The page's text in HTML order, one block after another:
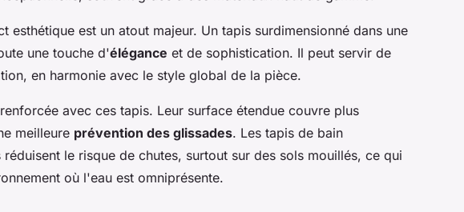
esthétique est un atout majeur. Un tapis surdimensionné dans une
une touche d'élégance et de sophistication. Il peut servir de
en harmonie avec le style global de la pièce.
avec ces tapis. Leur surface étendue couvre plus
meilleure prévention des glissades. Les tapis de bain
le risque de chutes, surtout sur des sols mouillés, ce qui
où l'eau est omniprésente.